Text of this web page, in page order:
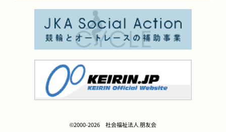
©2000-2026 社会福祉法人 朋友会